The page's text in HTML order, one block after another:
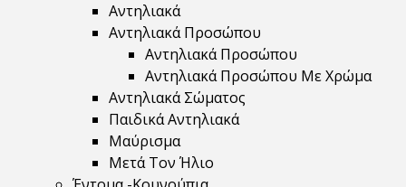
Αντηλιακά
Αντηλιακά Προσώπου
Αντηλιακά Προσώπου
Αντηλιακά Προσώπου Με Χρώμα
Αντηλιακά Σώματος
Παιδικά Αντηλιακά
Μαύρισμα
Mετά Τον Ήλιο